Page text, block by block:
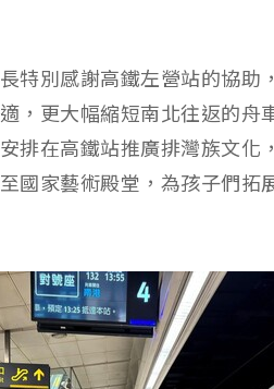
特別感謝高鐵左營站的協助
，更大幅縮短南北往返的舟
排在高鐵站推廣排灣族文化
國家藝術殿堂，為孩子們拓